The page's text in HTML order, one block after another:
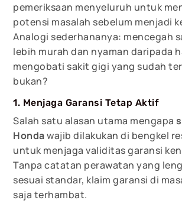
pemeriksaan menyeluruh untuk
potensi masalah sebelum menjadi
Analogi sederhananya: mencegah
lebih murah dan nyaman daripada
mengobati sakit gigi yang sudah
bukan?
1. Menjaga Garansi Tetap Aktif
Salah satu alasan utama mengapa
Hondawajib dilakukan di bengkel
untuk menjaga validitas garansi
Tanpa catatan perawatan yang
sesuai standar, klaim garansi di
saja terhambat.